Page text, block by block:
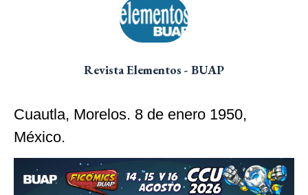
Revista Elementos - BUAP
Cuautla, Morelos. 8 de enero 1950,
México.